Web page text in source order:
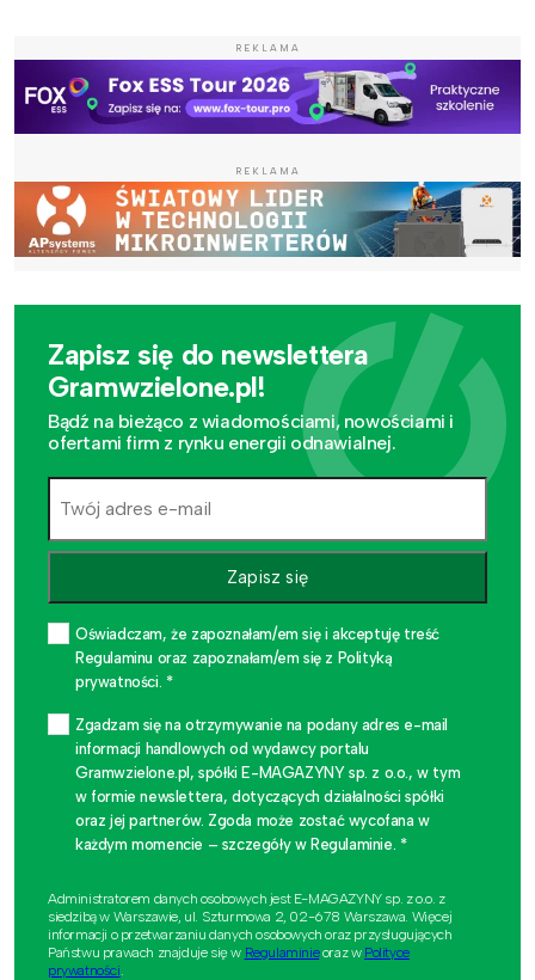
REKLAMA
REKLAMA
Zapisz się do newslettera
Gramwzielone.pl!
Bądź na bieżąco z wiadomościami, nowościami i
ofertami firm z rynku energii odnawialnej.
Zapisz się
Oświadczam, że zapoznałam/em się i akceptuję treść
Regulaminu oraz zapoznałam/em się z Polityką
prywatności. *
Zgadzam się na otrzymywanie na podany adres e-mail
informacji handlowych od wydawcy portalu
Gramwzielone.pl, spółki E-MAGAZYNY sp. z o.o., w tym
w formie newslettera, dotyczących działalności spółki
oraz jej partnerów. Zgoda może zostać wycofana w
każdym momencie – szczegóły w Regulaminie. *
Administratorem danych osobowych jest E-MAGAZYNY sp. z o.o. z
siedzibą w Warszawie, ul. Szturmowa 2, 02-678 Warszawa. Więcej
informacji o przetwarzaniu danych osobowych oraz przysługujących
Państwu prawach znajduje się w Regulaminieoraz w Polityce
prywatności.